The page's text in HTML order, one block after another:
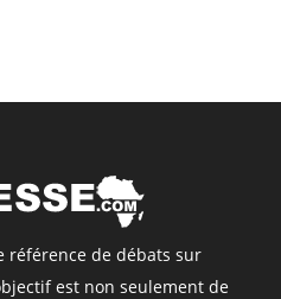
référence de débats sur
est non seulement de